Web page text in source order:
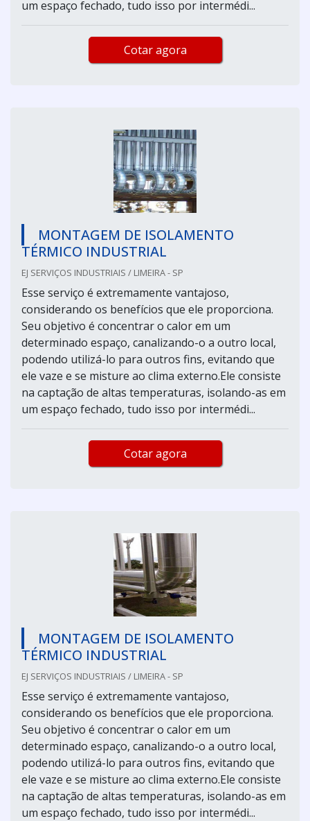
um espaço fechado, tudo isso por intermédi...
Cotar agora
MONTAGEM DE ISOLAMENTO
TÉRMICO INDUSTRIAL
EJ SERVIÇOS INDUSTRIAIS / LIMEIRA - SP
Esse serviço é extremamente vantajoso,
considerando os benefícios que ele proporciona.
Seu objetivo é concentrar o calor em um
determinado espaço, canalizando-o a outro local,
podendo utilizá-lo para outros fins, evitando que
ele vaze e se misture ao clima externo.Ele consiste
na captação de altas temperaturas, isolando-as em
um espaço fechado, tudo isso por intermédi...
Cotar agora
MONTAGEM DE ISOLAMENTO
TÉRMICO INDUSTRIAL
EJ SERVIÇOS INDUSTRIAIS / LIMEIRA - SP
Esse serviço é extremamente vantajoso,
considerando os benefícios que ele proporciona.
Seu objetivo é concentrar o calor em um
determinado espaço, canalizando-o a outro local,
podendo utilizá-lo para outros fins, evitando que
ele vaze e se misture ao clima externo.Ele consiste
na captação de altas temperaturas, isolando-as em
um espaço fechado, tudo isso por intermédi...